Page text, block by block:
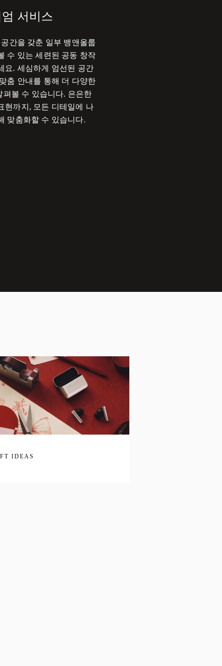
서비스
간을 갖춘 일부 뱅앤올룹
수 있는 세련된 공동 창작
요. 세심하게 엄선된 공간
춤 안내를 통해 더 다양한
펴볼 수 있습니다. 은은한
현까지, 모든 디테일에 나
맞춤화할 수 있습니다.
IDEAS